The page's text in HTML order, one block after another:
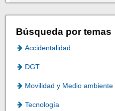
Búsqueda por temas
Accidentalidad
DGT
Movilidad y Medio ambiente
Tecnología